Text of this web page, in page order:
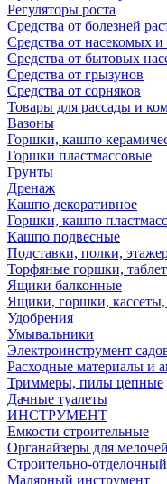
Регуляторы роста
Средства от болезней
Средства от насекомых и
Средства от бытовых
Средства от грызунов
Средства от сорняков
Товары для рассады и
Вазоны
Горшки, кашпо
Горшки пластмассовые
Грунты
Дренаж
Кашпо декоративное
Горшки, кашпо
Кашпо подвесные
Подставки, полки,
Торфяные горшки,
Ящики балконные
Ящики, горшки, кассеты,
Удобрения
Умывальники
Электроинструмент
Расходные материалы и
Триммеры, пилы цепные
Дачные туалеты
ИНСТРУМЕНТ
Емкости строительные
Органайзеры для мелочей
Строительно-
Малярный инструмент